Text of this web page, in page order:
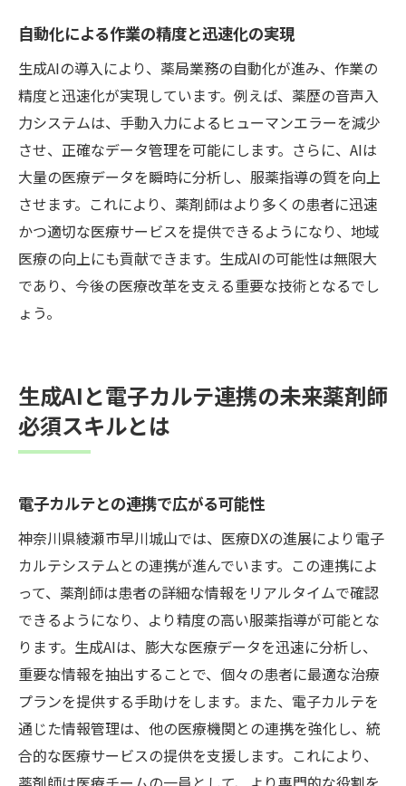
自動化による作業の精度と迅速化の実現
生成AIの導入により、薬局業務の自動化が進み、作業の
精度と迅速化が実現しています。例えば、薬歴の音声入
力システムは、手動入力によるヒューマンエラーを減少
させ、正確なデータ管理を可能にします。さらに、AIは
大量の医療データを瞬時に分析し、服薬指導の質を向上
させます。これにより、薬剤師はより多くの患者に迅速
かつ適切な医療サービスを提供できるようになり、地域
医療の向上にも貢献できます。生成AIの可能性は無限大
であり、今後の医療改革を支える重要な技術となるでし
ょう。
生成AIと電子カルテ連携の未来薬剤師
必須スキルとは
電子カルテとの連携で広がる可能性
神奈川県綾瀬市早川城山では、医療DXの進展により電子
カルテシステムとの連携が進んでいます。この連携によ
って、薬剤師は患者の詳細な情報をリアルタイムで確認
できるようになり、より精度の高い服薬指導が可能とな
ります。生成AIは、膨大な医療データを迅速に分析し、
重要な情報を抽出することで、個々の患者に最適な治療
プランを提供する手助けをします。また、電子カルテを
通じた情報管理は、他の医療機関との連携を強化し、統
合的な医療サービスの提供を支援します。これにより、